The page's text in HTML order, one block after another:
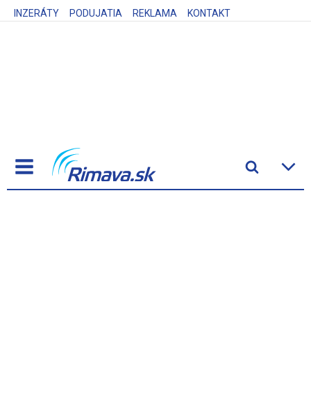
INZERÁTY PODUJATIA REKLAMA KONTAKT